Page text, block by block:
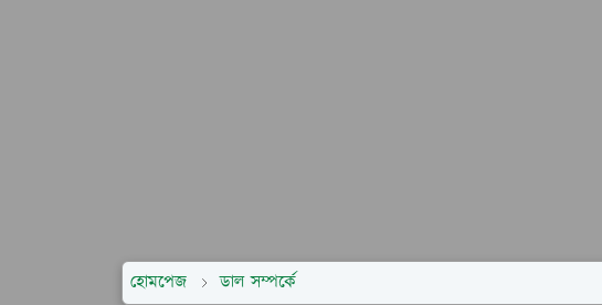
হোমপেজ ডাল সম্পর্কে